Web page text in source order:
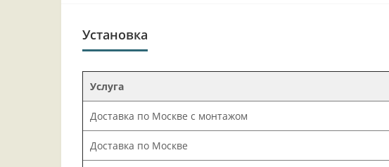
Установка
Услуга
Доставка по Москве с монтажом
Доставка по Москве